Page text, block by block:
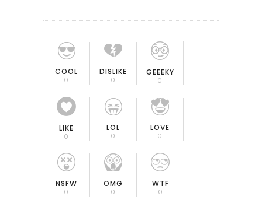
COOL
0
DISLIKE
0
GEEEKY
0
LIKE
0
LOL
0
LOVE
0
NSFW
0
OMG
0
WTF
0